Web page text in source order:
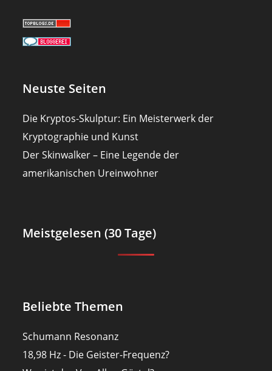
Neuste Seiten
Die Kryptos-Skulptur: Ein Meisterwerk der
Kryptographie und Kunst
Der Skinwalker – Eine Legende der
amerikanischen Ureinwohner
Meistgelesen (30 Tage)
Beliebte Themen
Schumann Resonanz
18,98 Hz - Die Geister-Frequenz?